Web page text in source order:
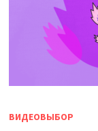
ВИДЕОВЫБОР